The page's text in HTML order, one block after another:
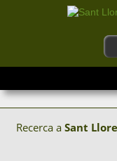
Recerca a Sant